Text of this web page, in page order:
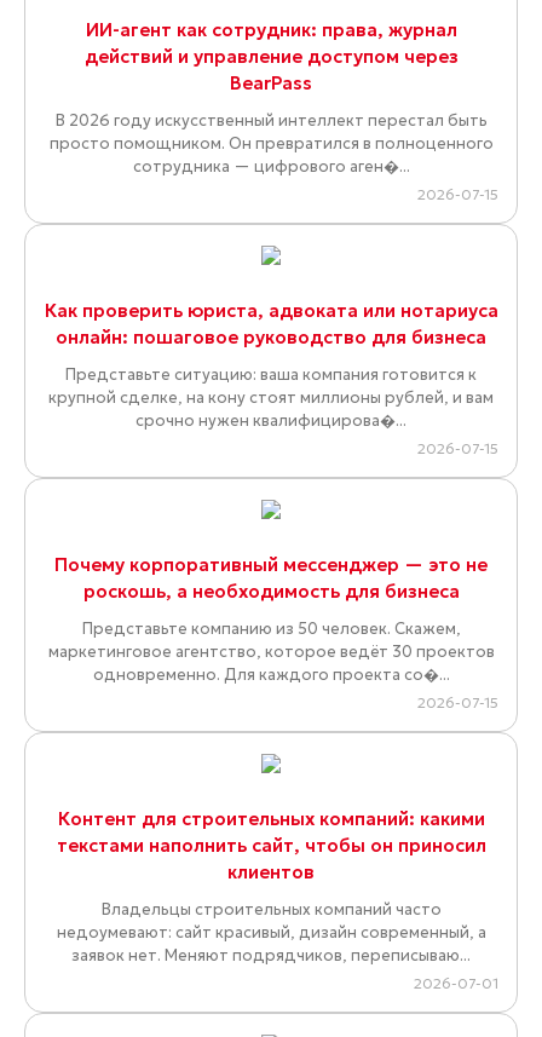
ИИ-агент как сотрудник: права, журнал
действий и управление доступом через
BearPass
В 2026 году искусственный интеллект перестал быть
просто помощником. Он превратился в полноценного
сотрудника — цифрового аген�...
2026-07-15
Как проверить юриста, адвоката или нотариуса
онлайн: пошаговое руководство для бизнеса
Представьте ситуацию: ваша компания готовится к
крупной сделке, на кону стоят миллионы рублей, и вам
срочно нужен квалифицирова�...
2026-07-15
Почему корпоративный мессенджер — это не
роскошь, а необходимость для бизнеса
Представьте компанию из 50 человек. Скажем,
маркетинговое агентство, которое ведёт 30 проектов
одновременно. Для каждого проекта со�...
2026-07-15
Контент для строительных компаний: какими
текстами наполнить сайт, чтобы он приносил
клиентов
Владельцы строительных компаний часто
недоумевают: сайт красивый, дизайн современный, а
заявок нет. Меняют подрядчиков, переписываю...
2026-07-01